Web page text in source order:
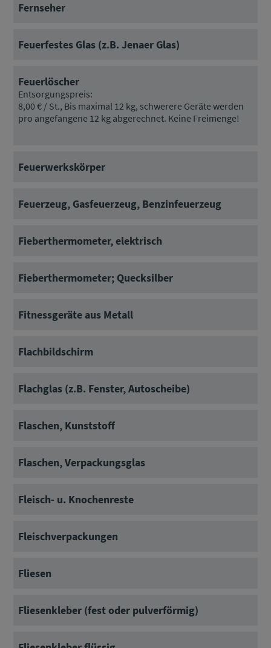
Fernseher
Feuerfestes Glas (z.B. Jenaer Glas)
Feuerlöscher
Entsorgungspreis:
8,00 € / St., Bis maximal 12 kg, schwerere Geräte werden
pro angefangene 12 kg abgerechnet. Keine Freimenge!
Feuerwerkskörper
Feuerzeug, Gasfeuerzeug, Benzinfeuerzeug
Fieberthermometer, elektrisch
Fieberthermometer; Quecksilber
Fitnessgeräte aus Metall
Flachbildschirm
Flachglas (z.B. Fenster, Autoscheibe)
Flaschen, Kunststoff
Flaschen, Verpackungsglas
Fleisch- u. Knochenreste
Fleischverpackungen
Fliesen
Fliesenkleber (fest oder pulverförmig)